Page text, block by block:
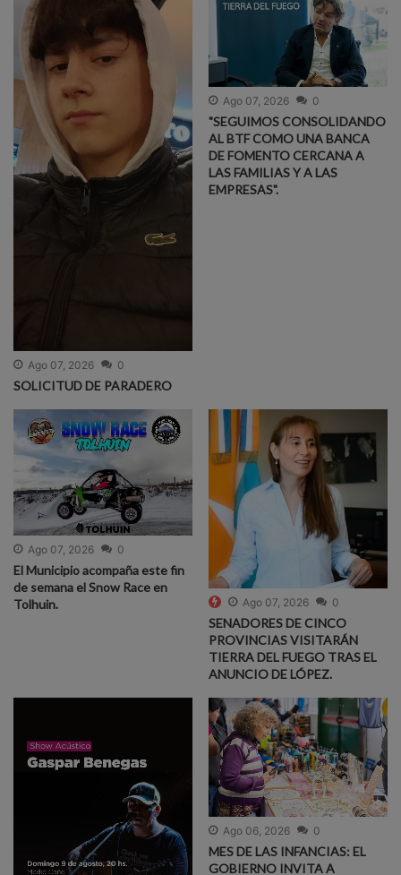
Ago 07, 2026 0
SOLICITUD DE PARADERO
Ago 07, 2026 0
"SEGUIMOS CONSOLIDANDO
AL BTF COMO UNA BANCA
DE FOMENTO CERCANA A
LAS FAMILIAS Y A LAS
EMPRESAS".
Ago 07, 2026 0
El Municipio acompaña este fin
de semana el Snow Race en
Tolhuin.
Ago 07, 2026 0
SENADORES DE CINCO
PROVINCIAS VISITARÁN
TIERRA DEL FUEGO TRAS EL
ANUNCIO DE LÓPEZ.
Ago 06, 2026 0
MES DE LAS INFANCIAS: EL
GOBIERNO INVITA A